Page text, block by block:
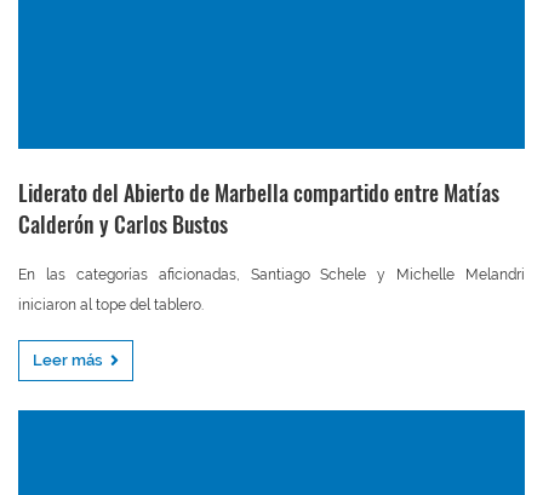
Liderato del Abierto de Marbella compartido entre Matías
Calderón y Carlos Bustos
En las categorías aficionadas, Santiago Schele y Michelle Melandri
iniciaron al tope del tablero.
Leer más